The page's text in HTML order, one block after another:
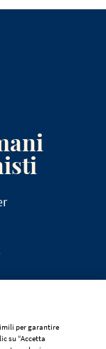
per garantire
su “Accetta